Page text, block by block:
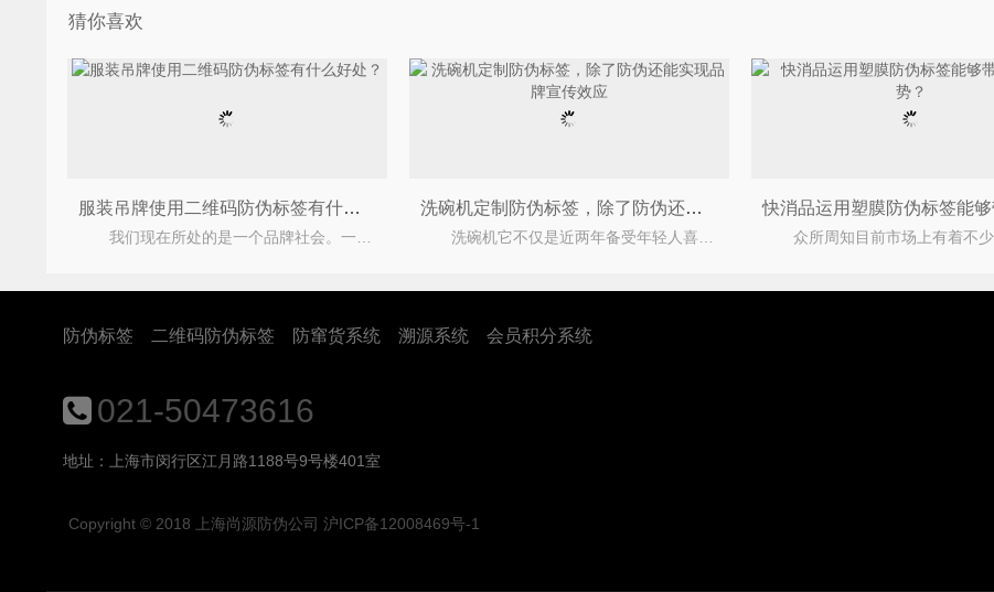
猜你喜欢
服装吊牌使用二维码防伪标签有什么好处？
我们现在所处的是一个品牌社会。一个公司要想站稳脚跟，一定要有自己的品牌。品牌是公司的代表
洗碗机定制防伪标签，除了防伪还能实现品牌宣传效应
洗碗机它不仅是近两年备受年轻人喜爱的厨电新品，而且将来必定能得到更好的发展。大家都知道作
防伪标签 二维码防伪标签 防窜货系统 溯源系统 会员积分系统
021-50473616
地址：上海市闵行区江月路1188号9号楼401室
Copyright © 2018 上海尚源防伪公司 沪ICP备12008469号-1